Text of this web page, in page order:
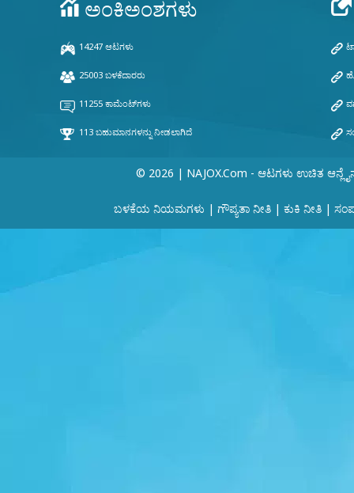
© 2026 | NAJOX.com - ಆಟಗಳು ಉಚಿತ
ಬಳಕೆಯ ನಿಯಮಗಳು | ಗೌಪ್ಯತಾ ನೀತಿ| ಕುಕಿ ನೀತಿ|